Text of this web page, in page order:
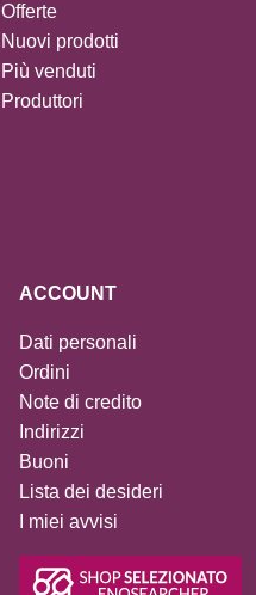
Offerte
Nuovi prodotti
Più venduti
Produttori
ACCOUNT
Dati personali
Ordini
Note di credito
Indirizzi
Buoni
Lista dei desideri
I miei avvisi